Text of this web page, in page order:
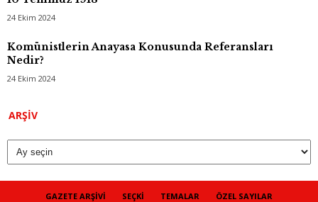
24 Ekim 2024
Komünistlerin Anayasa Konusunda Referansları
Nedir?
24 Ekim 2024
ARŞIV
GAZETE ARŞIVI SEÇKI TEMALAR ÖZEL SAYILAR